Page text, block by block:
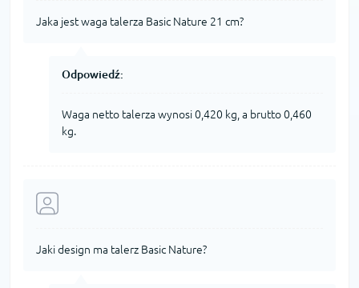
Jaka jest waga talerza Basic Nature 21 cm?
Odpowiedź:
Waga netto talerza wynosi 0,420 kg, a brutto 0,460
kg.
Jaki design ma talerz Basic Nature?